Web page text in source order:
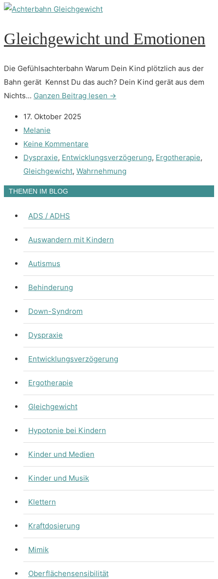
Gleichgewicht und Emotionen
Die Gefühlsachterbahn Warum Dein Kind plötzlich aus der
Bahn gerät Kennst Du das auch? Dein Kind gerät aus dem
Nichts... Ganzen Beitrag lesen →
17. Oktober 2025
Melanie
Keine Kommentare
Dyspraxie, Entwicklungsverzögerung, Ergotherapie,
Gleichgewicht, Wahrnehmung
THEMEN IM BLOG
ADS / ADHS
Auswandern mit Kindern
Autismus
Behinderung
Down-Syndrom
Dyspraxie
Entwicklungsverzögerung
Ergotherapie
Gleichgewicht
Hypotonie bei Kindern
Kinder und Medien
Kinder und Musik
Klettern
Kraftdosierung
Mimik
Oberflächensensibilität